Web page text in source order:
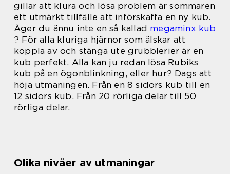
gillar att klura och lösa problem är sommaren
ett utmärkt tillfälle att införskaffa en ny kub.
Äger du ännu inte en så kallad megaminx kub
? För alla kluriga hjärnor som älskar att
koppla av och stänga ute grubblerier är en
kub perfekt. Alla kan ju redan lösa Rubiks
kub på en ögonblinkning, eller hur? Dags att
höja utmaningen. Från en 8 sidors kub till en
12 sidors kub. Från 20 rörliga delar till 50
rörliga delar.
Olika nivåer av utmaningar